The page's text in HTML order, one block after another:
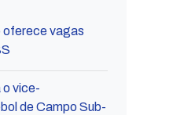
oferece vagas
o vice-
de Campo Sub-